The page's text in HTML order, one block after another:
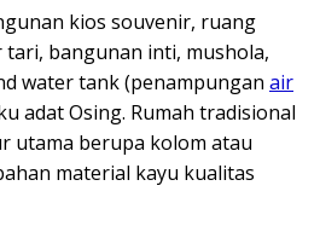
kios souvenir, ruang
bangunan inti, mushola,
water tank (penampungan air
adat Osing. Rumah tradisional
utama berupa kolom atau
material kayu kualitas